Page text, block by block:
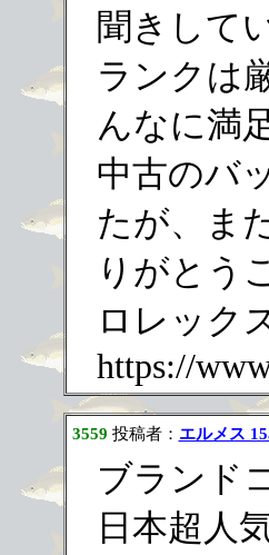
聞きして
ランクは
んなに満
中古のバ
たが、ま
りがとう
ロレック
https://
3559 投稿者： エルメス
ブランド
日本超人